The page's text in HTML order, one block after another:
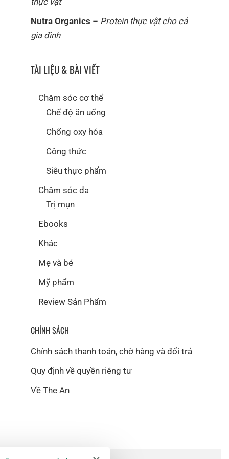
Nutra Organics – Protein thực vật cho cả
gia đình
TÀI LIỆU & BÀI VIẾT
Chăm sóc cơ thể
Chế độ ăn uống
Chống oxy hóa
Công thức
Siêu thực phẩm
Chăm sóc da
Trị mụn
Ebooks
Khác
Mẹ và bé
Mỹ phẩm
Review Sản Phẩm
CHÍNH SÁCH
Chính sách thanh toán, chờ hàng và đổi trả
Quy định về quyền riêng tư
Về The An